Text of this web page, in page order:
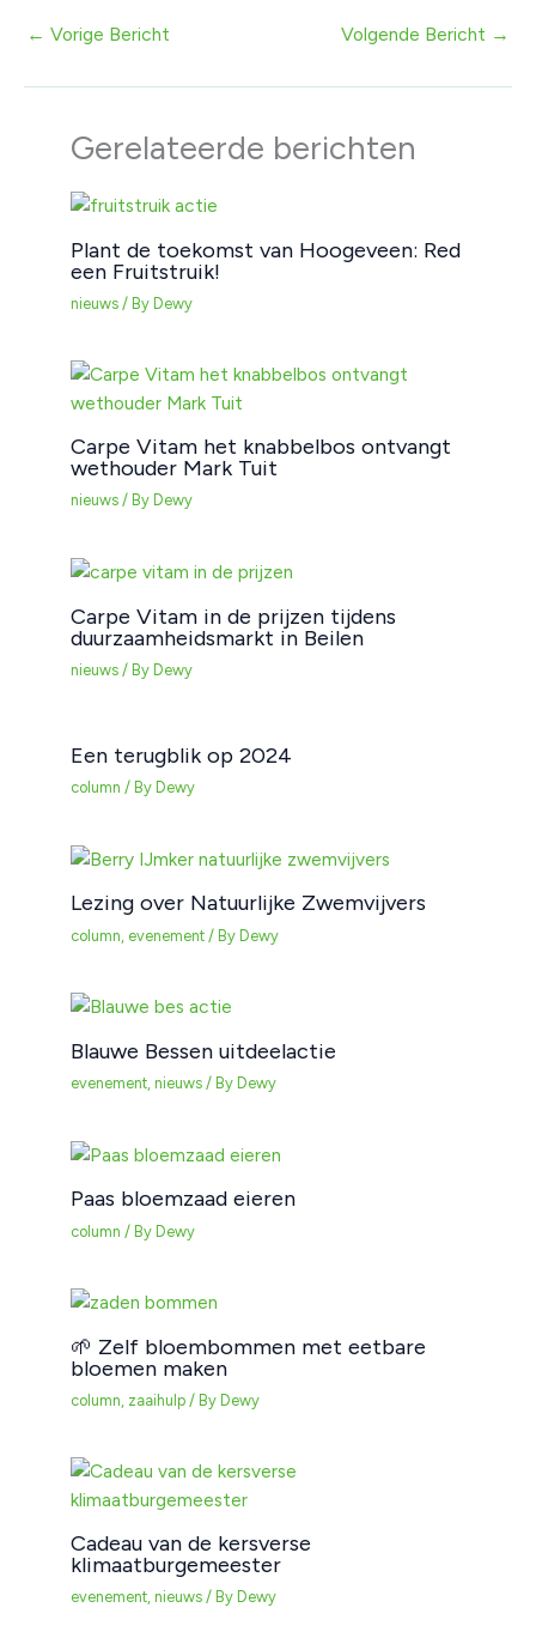
← Vorige Bericht Volgende Bericht →
Gerelateerde berichten
Plant de toekomst van Hoogeveen: Red
een Fruitstruik!
nieuws/ By Dewy
Carpe Vitam het knabbelbos ontvangt
wethouder Mark Tuit
nieuws/ By Dewy
Carpe Vitam in de prijzen tijdens
duurzaamheidsmarkt in Beilen
nieuws/ By Dewy
Een terugblik op 2024
column / By Dewy
Lezing over Natuurlijke Zwemvijvers
column evenement/ By Dewy
Blauwe Bessen uitdeelactie
evenement, nieuws/ By Dewy
Paas bloemzaad eieren
column / By Dewy
🌱 Zelf bloembommen met eetbare
bloemen maken
column, zaaihulp/ By Dewy
Cadeau van de kersverse
klimaatburgemeester
evenement, nieuws/ By Dewy